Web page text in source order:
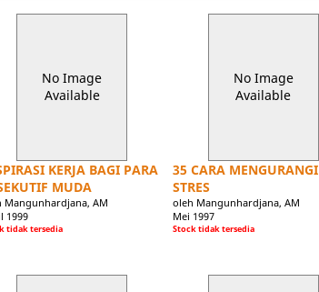
No Image
Available
KERJA BAGI PARA
MUDA
Mangunhardjana, AM
1999
tidak tersedia
No Image
Available
35 CARA MENGURANGI
STRES
oleh Mangunhardjana, AM
Mei 1997
Stock tidak tersedia